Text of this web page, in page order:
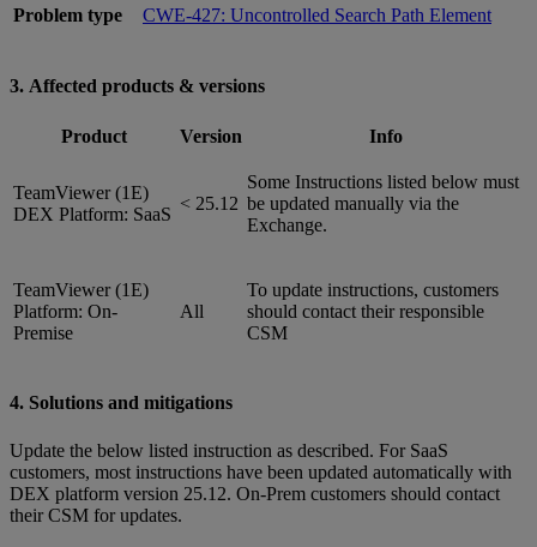
Problem type CWE-427: Uncontrolled Search Path Element
3. Affected products & versions
Product Version Info
TeamViewer (1E)
DEX Platform: SaaS
< 25.12
Some Instructions listed below must
be updated manually via the
Exchange.
TeamViewer (1E)
Platform: On-
Premise
All
To update instructions, customers
should contact their responsible
CSM
4. Solutions and mitigations
Update the below listed instruction as described. For SaaS
customers, most instructions have been updated automatically with
DEX platform version 25.12. On-Prem customers should contact
their CSM for updates.